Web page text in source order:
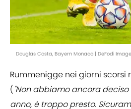
Douglas Costa, Bayern Monaco | DeFodi
Rummenigge nei giorni scorsi
("Non abbiamo ancora
anno, è troppo presto.